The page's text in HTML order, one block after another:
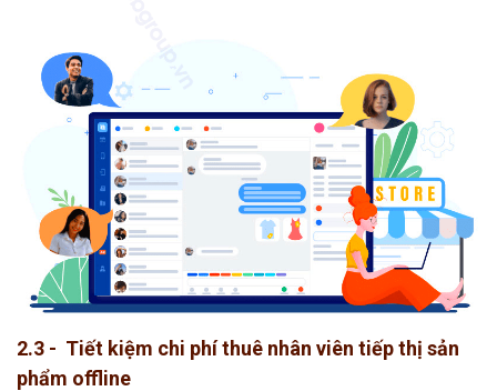
2.3 - Tiết kiệm chi phí thuê nhân viên tiếp thị sản
phẩm offline